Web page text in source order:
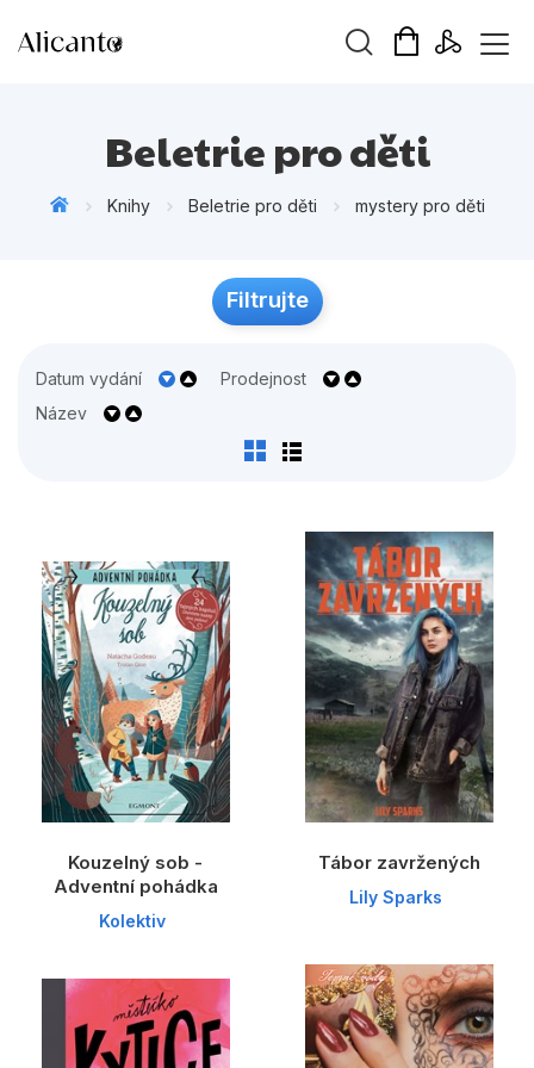
Tipy redakce
Dárkové zboží
Hobby
Jazyky
Kalendáře
Komiks
Křížovky
Kuchařky
Počítače
Poezie
Populárně - naučná pro dospělé
Beletrie pro děti
Knihy Beletrie pro děti mystery pro děti
Filtrujte
Datum vydání
Prodejnost
Název
Kouzelný sob -
Adventní pohádka
Kolektiv
Tábor zavržených
Lily Sparks